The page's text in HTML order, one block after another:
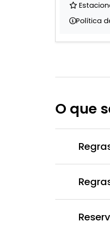
Política
O que